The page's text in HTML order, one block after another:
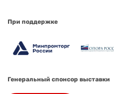
При поддержке
Генеральный спонсор выставки